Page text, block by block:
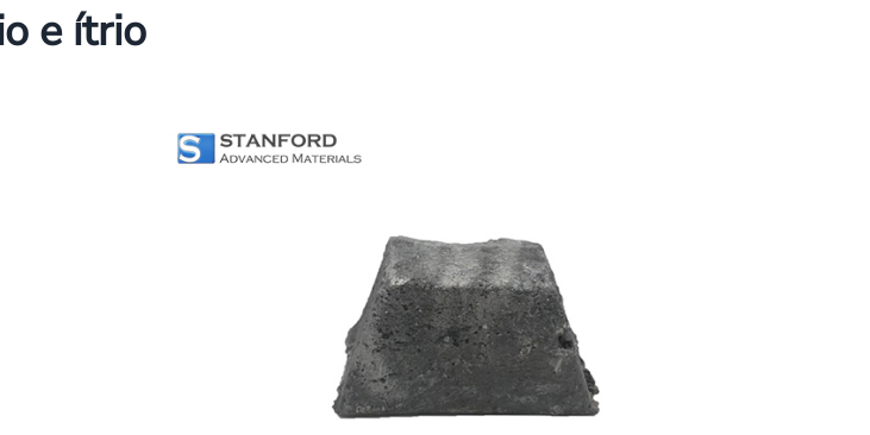
Português
العربية
Nederland
Polska
Sverige
e ítrio